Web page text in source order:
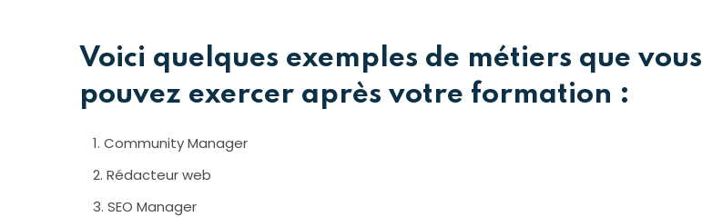
Voici quelques exemples de métiers que vous
pouvez exercer après votre formation :
Community Manager
Rédacteur web
SEO Manager